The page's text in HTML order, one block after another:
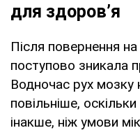
для здоров’я
Після повернення
поступово зникала
Водночас рух
повільніше,
інакше, ніж умови